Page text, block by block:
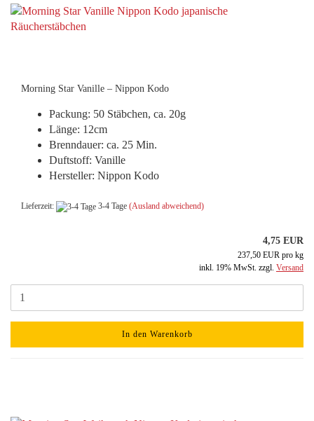
Morning Star Vanille – Nippon Kodo
Packung: 50 Stäbchen, ca. 20g
Länge: 12cm
Brenndauer: ca. 25 Min.
Duftstoff: Vanille
Hersteller: Nippon Kodo
Lieferzeit: 3-4 Tage (Ausland abweichend)
4,75 EUR
237,50 EUR pro kg
inkl. 19% MwSt. zzgl. Versand
In den Warenkorb